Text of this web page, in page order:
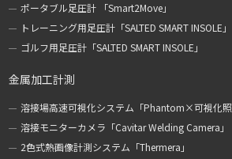
ポータブル足圧計 「Smart2Move」
トレーニング用足圧計「SALTED SMART INSOLE」
ゴルフ用足圧計「SALTED SMART INSOLE」
金属加工計測
溶接場高速可視化システム「Phantom×可視化照
溶接モニターカメラ「Cavitar Welding Camera」
2色式熱画像計測システム「Thermera」